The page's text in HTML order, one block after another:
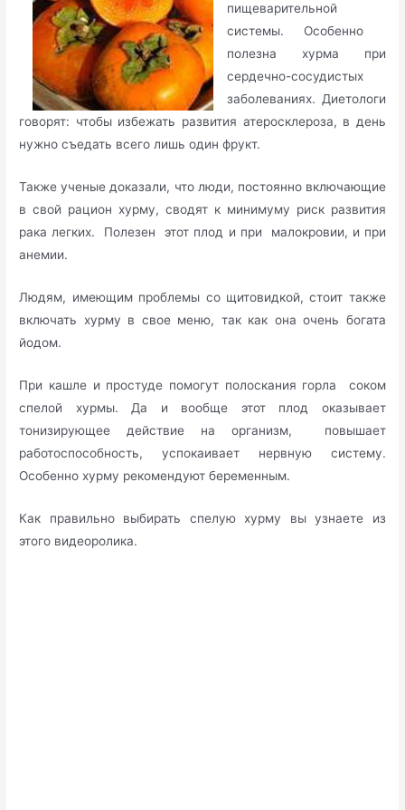
пищеварительной
системы. Особенно
полезна хурма при
сердечно-сосудистых
заболеваниях. Диетологи
говорят: чтобы избежать развития атеросклероза, в день
нужно съедать всего лишь один фрукт.
Также ученые доказали, что люди, постоянно включающие
в свой рацион хурму, сводят к минимуму риск развития
рака легких. Полезен этот плод и при малокровии, и при
анемии.
Людям, имеющим проблемы со щитовидкой, стоит также
включать хурму в свое меню, так как она очень богата
йодом.
При кашле и простуде помогут полоскания горла соком
спелой хурмы. Да и вообще этот плод оказывает
тонизирующее действие на организм, повышает
работоспособность, успокаивает нервную систему.
Особенно хурму рекомендуют беременным.
Как правильно выбирать спелую хурму вы узнаете из
этого видеоролика.